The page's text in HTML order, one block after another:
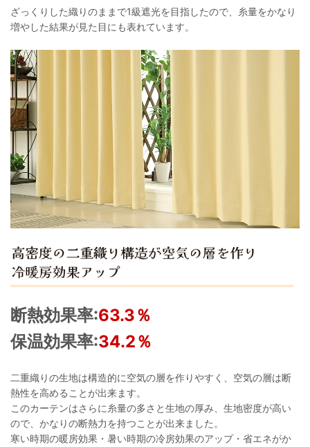
ざっくりした織りのままで1級遮光を目指したので、糸量をかなり
増やした結果が見た目にも表れています。
断熱効果率:63.3％
保温効果率:34.2％
二重織りの生地は構造的に空気の層を作りやすく、空気の層は断
熱性を高めることが出来ます。
このカーテンはさらに糸量の多さと生地の厚み、生地密度が高い
ので、かなりの断熱力を持つことが出来ました。
寒い時期の暖房効果・暑い時期の冷房効果のアップ・省エネがか